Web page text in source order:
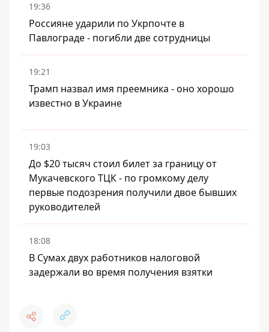
19:36
Россияне ударили по Укрпочте в
Павлограде - погибли две сотрудницы
19:21
Трамп назвал имя преемника - оно хорошо
известно в Украине
19:03
До $20 тысяч стоил билет за границу от
Мукачевского ТЦК - по громкому делу
первые подозрения получили двое бывших
руководителей
18:08
В Сумах двух работников налоговой
задержали во время получения взятки